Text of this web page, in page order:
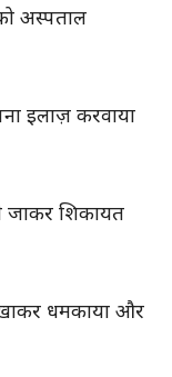
अस्पताल
इलाज़ करवाया
जाकर शिकायत
धमकाया और